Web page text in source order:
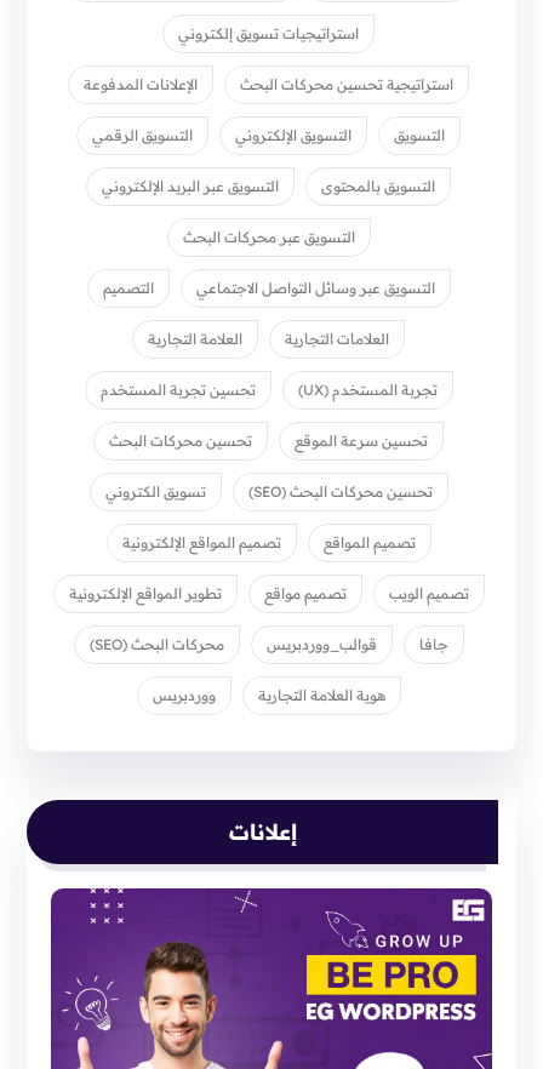
استراتيجيات تسويق إلكتروني
استراتيجية تحسين محركات البحث الإعلانات المدفوعة
التسويق التسويق الإلكتروني التسويق الرقمي
التسويق بالمحتوى التسويق عبر البريد الإلكتروني
التسويق عبر محركات البحث
التسويق عبر وسائل التواصل الاجتماعي التصميم
العلامات التجارية العلامة التجارية
تجربة المستخدم (UX) تحسين تجربة المستخدم
تحسين سرعة الموقع تحسين محركات البحث
تحسين محركات البحث (SEO) تسويق الكتروني
تصميم المواقع تصميم المواقع الإلكترونية
تصميم الويب تصميم مواقع تطوير المواقع الإلكترونية
جافا قوالب_ووردبريس محركات البحث (SEO)
هوية العلامة التجارية ووردبريس
إعلانات